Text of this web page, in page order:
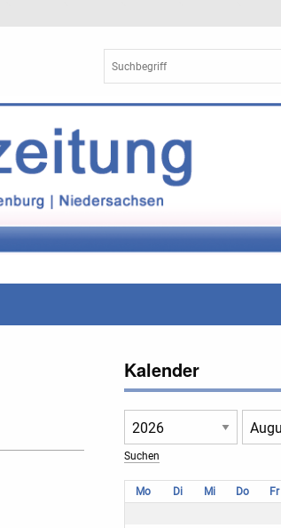
Kalender
Mo Di Mi Do Fr